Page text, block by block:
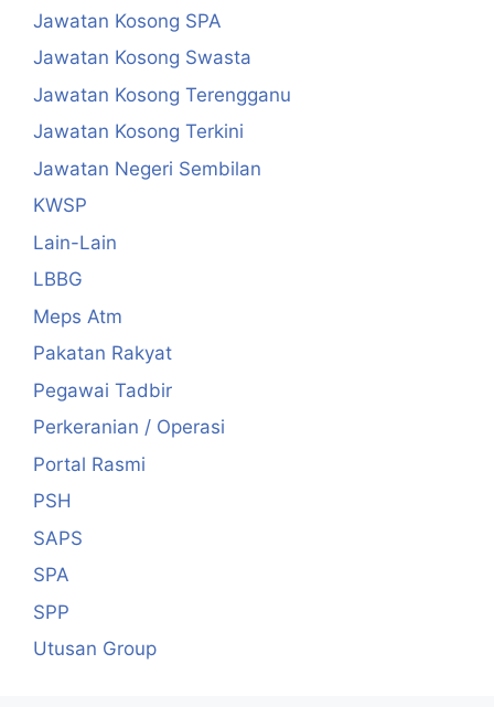
Jawatan Kosong SPA
Jawatan Kosong Swasta
Jawatan Kosong Terengganu
Jawatan Kosong Terkini
Jawatan Negeri Sembilan
KWSP
Lain-Lain
LBBG
Meps Atm
Pakatan Rakyat
Pegawai Tadbir
Perkeranian / Operasi
Portal Rasmi
PSH
SAPS
SPA
SPP
Utusan Group